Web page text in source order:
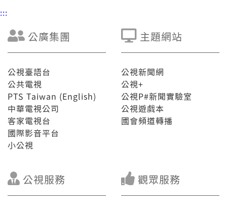
:::
公廣集團
公視臺語台
公共電視
PTS Taiwan (English)
中華電視公司
客家電視台
國際影音平台
小公視
主題網站
公視新聞網
公視+
公視P#新聞實驗室
公視遊戲本
國會頻道轉播
公視服務 觀眾服務